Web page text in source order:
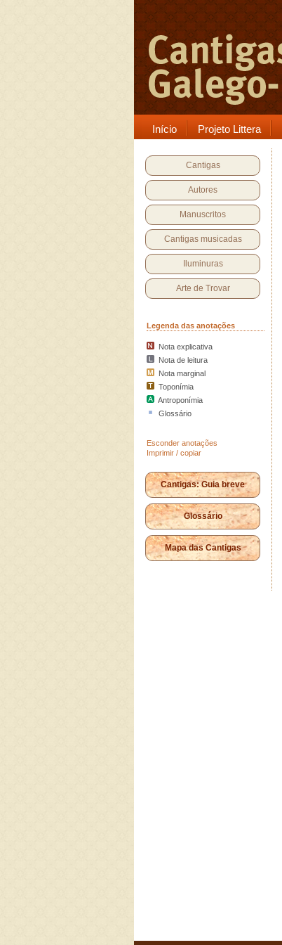
Início Projeto Littera
Cantigas
Autores
Manuscritos
Cantigas musicadas
Iluminuras
Arte de Trovar
Legenda das anotações
Nota explicativa
Nota de leitura
Nota marginal
Toponímia
Antroponímia
Glossário
Esconder anotações
Imprimir / copiar
Cantigas: Guia breve
Glossário
Mapa das Cantigas